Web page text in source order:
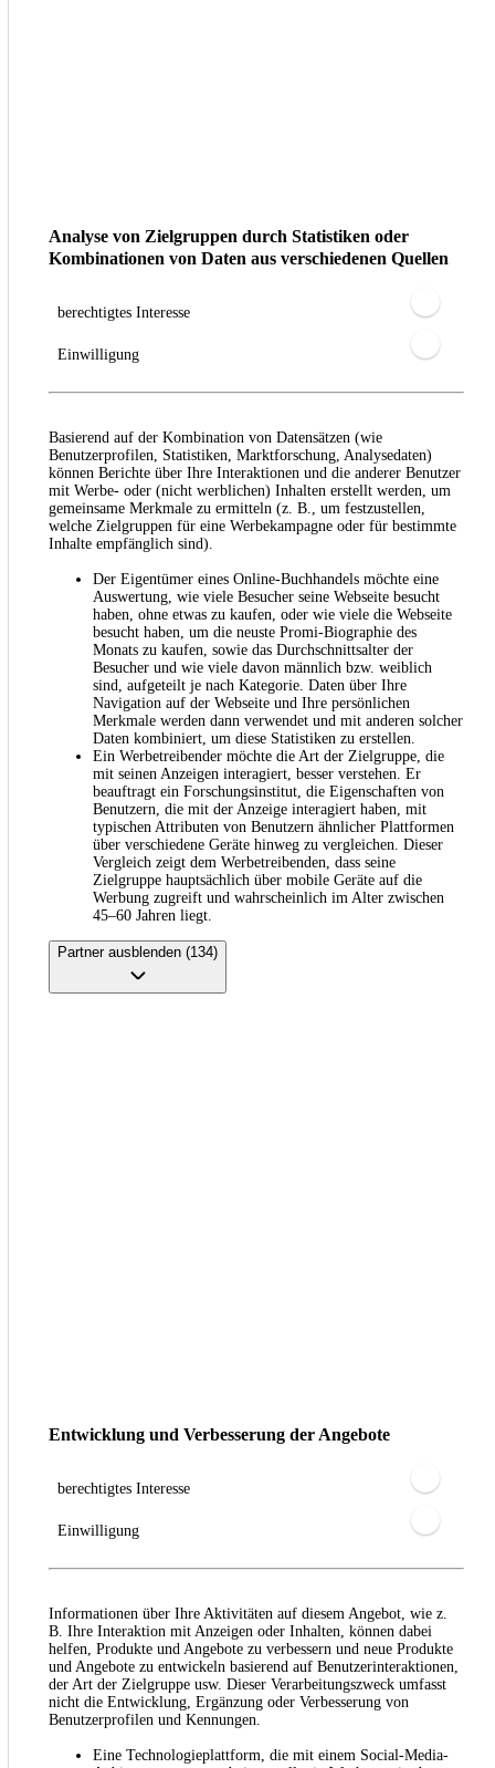
Analyse von Zielgruppen durch Statistiken oder
Kombinationen von Daten aus verschiedenen Quellen
berechtigtes Interesse
Einwilligung
Basierend auf der Kombination von Datensätzen (wie
Benutzerprofilen, Statistiken, Marktforschung, Analysedaten)
können Berichte über Ihre Interaktionen und die anderer Benutzer
mit Werbe- oder (nicht werblichen) Inhalten erstellt werden, um
gemeinsame Merkmale zu ermitteln (z. B., um festzustellen,
welche Zielgruppen für eine Werbekampagne oder für bestimmte
Inhalte empfänglich sind).
Der Eigentümer eines Online-Buchhandels möchte eine
Auswertung, wie viele Besucher seine Webseite besucht
haben, ohne etwas zu kaufen, oder wie viele die Webseite
besucht haben, um die neuste Promi-Biographie des
Monats zu kaufen, sowie das Durchschnittsalter der
Besucher und wie viele davon männlich bzw. weiblich
sind, aufgeteilt je nach Kategorie. Daten über Ihre
Navigation auf der Webseite und Ihre persönlichen
Merkmale werden dann verwendet und mit anderen solcher
Daten kombiniert, um diese Statistiken zu erstellen.
Ein Werbetreibender möchte die Art der Zielgruppe, die
mit seinen Anzeigen interagiert, besser verstehen. Er
beauftragt ein Forschungsinstitut, die Eigenschaften von
Benutzern, die mit der Anzeige interagiert haben, mit
typischen Attributen von Benutzern ähnlicher Plattformen
über verschiedene Geräte hinweg zu vergleichen. Dieser
Vergleich zeigt dem Werbetreibenden, dass seine
Zielgruppe hauptsächlich über mobile Geräte auf die
Werbung zugreift und wahrscheinlich im Alter zwischen
45–60 Jahren liegt.
Partner ausblenden (134)
Entwicklung und Verbesserung der Angebote
berechtigtes Interesse
Einwilligung
Informationen über Ihre Aktivitäten auf diesem Angebot, wie z.
B. Ihre Interaktion mit Anzeigen oder Inhalten, können dabei
helfen, Produkte und Angebote zu verbessern und neue Produkte
und Angebote zu entwickeln basierend auf Benutzerinteraktionen,
der Art der Zielgruppe usw. Dieser Verarbeitungszweck umfasst
nicht die Entwicklung, Ergänzung oder Verbesserung von
Benutzerprofilen und Kennungen.
Eine Technologieplattform, die mit einem Social-Media-